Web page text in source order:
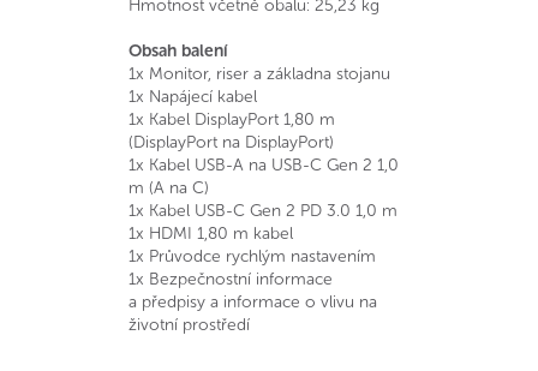
Hmotnost včetně obalu: 25,23 kg
Obsah balení
1x Monitor, riser a základna stojanu
1x Napájecí kabel
1x Kabel DisplayPort 1,80 m
(DisplayPort na DisplayPort)
1x Kabel USB-A na USB-C Gen 2 1,0
m (A na C)
1x Kabel USB-C Gen 2 PD 3.0 1,0 m
1x HDMI 1,80 m kabel
1x Průvodce rychlým nastavením
1x Bezpečnostní informace
a předpisy a informace o vlivu na
životní prostředí